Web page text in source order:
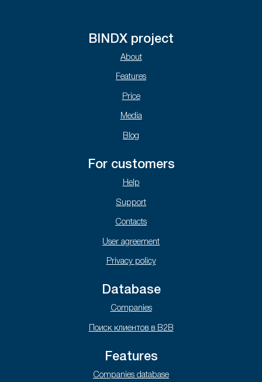
BINDX project
About
Features
Price
Media
Blog
For customers
Help
Support
Contacts
User agreement
Privacy policy
Database
Companies
Поиск клиентов в B2B
Features
Companies database